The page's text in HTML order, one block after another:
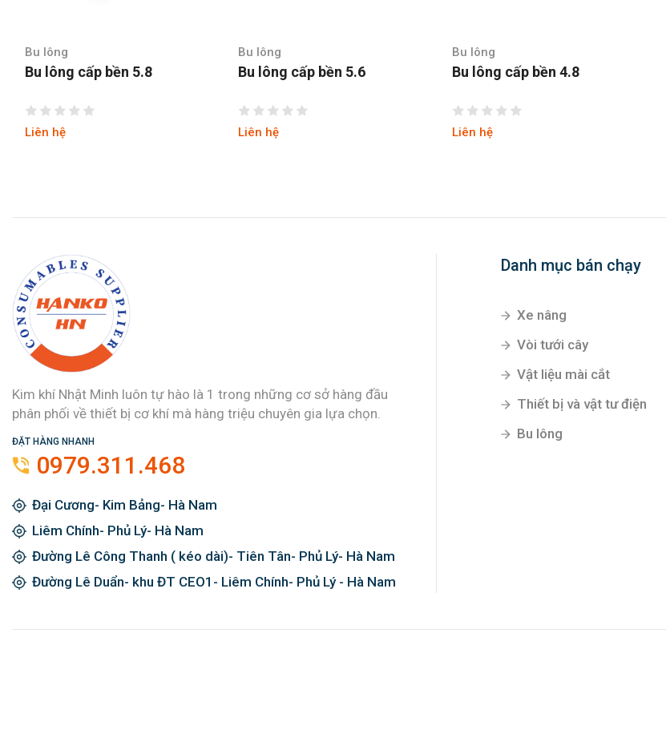
Bu lông
Bu lông cấp bền 5.8
Liên hệ
Bu lông
Bu lông cấp bền 5.6
Liên hệ
Bu lông
Bu lông cấp bền 4.8
Liên hệ
Kim khí Nhật Minh luôn tự hào là 1 trong những cơ sở hàng đầu
phân phối về thiết bị cơ khí mà hàng triệu chuyên gia lựa chọn.
ĐẶT HÀNG NHANH
0979.311.468
Đại Cương- Kim Bảng- Hà Nam
Liêm Chính- Phủ Lý- Hà Nam
Đường Lê Công Thanh ( kéo dài)- Tiên Tân- Phủ Lý- Hà Nam
Đường Lê Duẩn- khu ĐT CEO1- Liêm Chính- Phủ Lý - Hà Nam
Danh mục bán chạy
Xe nâng
Vòi tưới cây
Vật liệu mài cắt
Thiết bị và vật tư điện
Bu lông